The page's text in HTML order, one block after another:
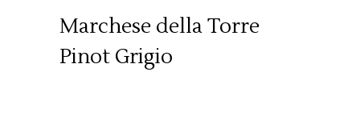
Marchese della Torre
Pinot Grigio